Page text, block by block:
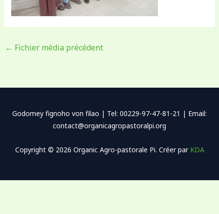
← Fichier média précédent
Godomey fignoho von filao | Tel: 00229-97-47-81-21 | Email:
contact@organicagropastoralpi.org
Copyright © 2026 Organic Agro-pastorale Pi. Créer par KDA